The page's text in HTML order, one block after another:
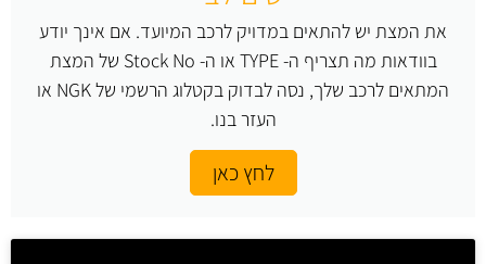
את המצת יש להתאים במדויק לרכב המיועד. אם אינך יודע
בוודאות מה תצריף ה- TYPE או ה- Stock No של המצת
המתאים לרכב שלך, נסה לבדוק בקטלוג הרשמי של NGK או
העזר בנו.
לחץ כאן